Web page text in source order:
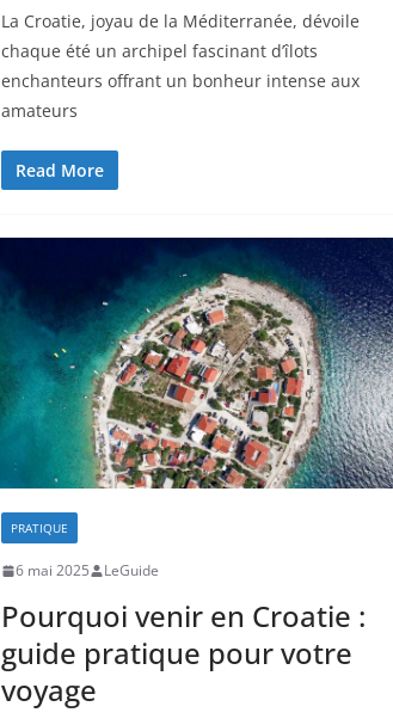
La Croatie, joyau de la Méditerranée, dévoile
chaque été un archipel fascinant d’îlots
enchanteurs offrant un bonheur intense aux
amateurs
Read More
PRATIQUE
6 mai 2025 LeGuide
Pourquoi venir en Croatie :
guide pratique pour votre
voyage